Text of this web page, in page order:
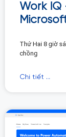
Work IQ
Thứ Hai 8 giờ
chồng
Chi tiết ...